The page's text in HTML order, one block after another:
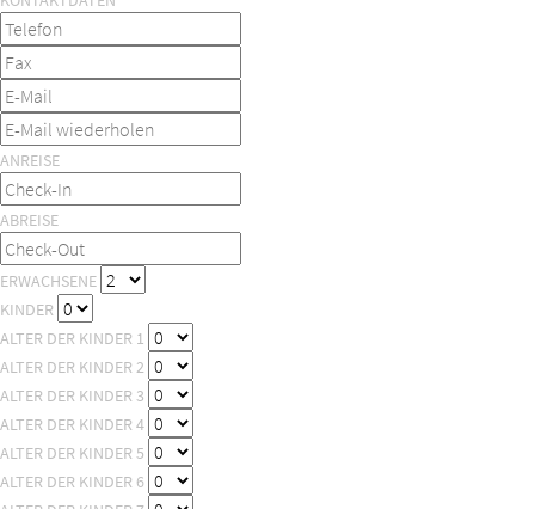
ANREISE
ABREISE
ERWACHSENE
KINDER
ALTER DER KINDER 1
ALTER DER KINDER 2
ALTER DER KINDER 3
ALTER DER KINDER 4
ALTER DER KINDER 5
ALTER DER KINDER 6